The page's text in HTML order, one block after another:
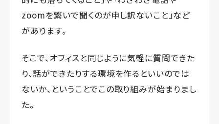
zoomを繋いで聞くのが申し訳ないこと」など
があります。
そこで、オフィスと同じように気軽に質問できた
り、話ができたりする環境を作るといいのでは
ないか、ということでこの取り組みが始まりまし
た。